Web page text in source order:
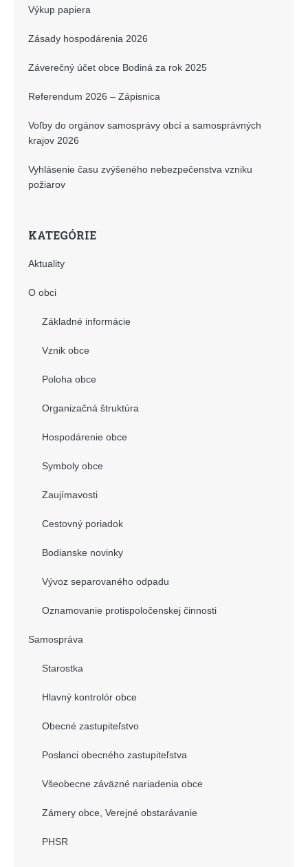
Výkup papiera
Zásady hospodárenia 2026
Záverečný účet obce Bodiná za rok 2025
Referendum 2026 – Zápisnica
Voľby do orgánov samosprávy obcí a samosprávných
krajov 2026
Vyhlásenie času zvýšeného nebezpečenstva vzniku
požiarov
KATEGÓRIE
Aktuality
O obci
Základné informácie
Vznik obce
Poloha obce
Organizačná štruktúra
Hospodárenie obce
Symboly obce
Zaujímavosti
Cestovný poriadok
Bodianske novinky
Vývoz separovaného odpadu
Oznamovanie protispoločenskej činnosti
Samospráva
Starostka
Hlavný kontrolór obce
Obecné zastupiteľstvo
Poslanci obecného zastupiteľstva
Všeobecne záväzné nariadenia obce
Zámery obce, Verejné obstarávanie
PHSR